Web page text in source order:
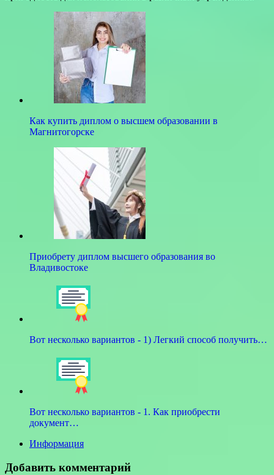
Как купить диплом о высшем образовании в
Магнитогорске
Приобрету диплом высшего образования во
Владивостоке
Вот несколько вариантов - 1) Легкий способ получить…
Вот несколько вариантов - 1. Как приобрести
документ…
Информация
Добавить комментарий